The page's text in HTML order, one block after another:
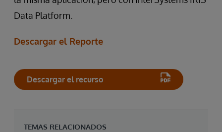
Data Platform.
Descargar el Reporte
Descargar el recurso
TEMAS RELACIONADOS